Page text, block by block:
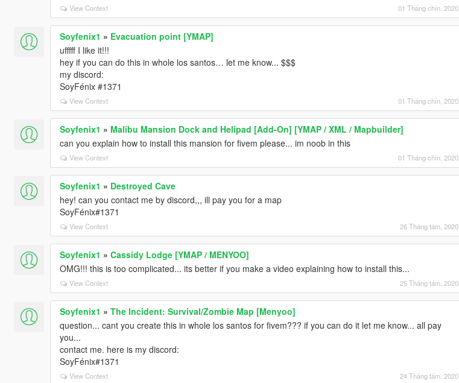
View Context 01 Tháng chín, 2020
Soyfenix1 » Evacuation point [YMAP]
ufffff I like it!!!
hey if you can do this in whole los santos… let me know... $$$
my discord:
SoyFénix #1371
View Context 01 Tháng chín, 2020
Soyfenix1 » Malibu Mansion Dock and Helipad [Add-On] [YMAP / XML / Mapbuilder]
can you explain how to install this mansion for fivem please... im noob in this
View Context 01 Tháng chín, 2020
Soyfenix1 » Destroyed Cave
hey! can you contact me by discord,,, ill pay you for a map
SoyFénix#1371
View Context 26 Tháng tám, 2020
Soyfenix1 » Cassidy Lodge [YMAP / MENYOO]
OMG!!! this is too complicated... its better if you make a video explaining how to install this...
View Context 25 Tháng tám, 2020
Soyfenix1 » The Incident: Survival/Zombie Map [Menyoo]
question... cant you create this in whole los santos for fivem??? if you can do it let me know... all pay
you...
contact me. here is my discord:
SoyFénix#1371
View Context 24 Tháng tám, 2020